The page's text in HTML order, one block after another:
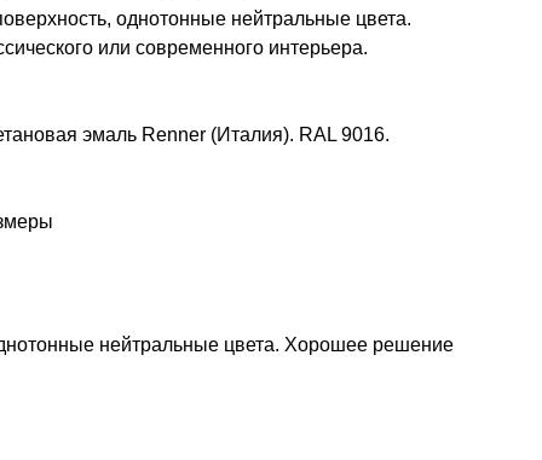
однотонные нейтральные цвета.
или современного интерьера.
эмаль Renner (Италия). RAL 9016.
нейтральные цвета. Хорошее решение